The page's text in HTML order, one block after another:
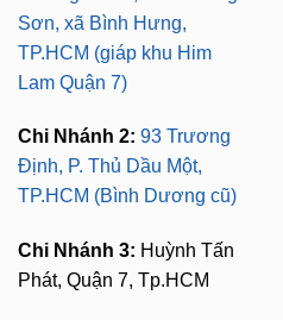
Sơn, xã Bình Hưng,
TP.HCM (giáp khu Him
Lam Quận 7)
Chi Nhánh 2: 93 Trương
Định, P. Thủ Dầu Một,
TP.HCM (Bình Dương cũ)
Chi Nhánh 3: Huỳnh Tấn
Phát, Quận 7, Tp.HCM